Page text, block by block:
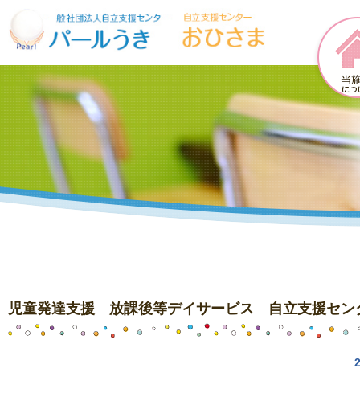
児童発達支援 放課後等デイサービス 自立支援セン